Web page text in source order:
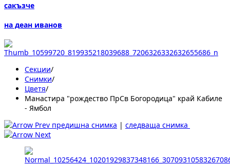
сакъзче
на деан иванов
Секции/
Снимки/
Цветя/
Манастира "рождество ПрСв Богородица" край Кабиле
- Ямбол
предишна снимка | следваща снимка